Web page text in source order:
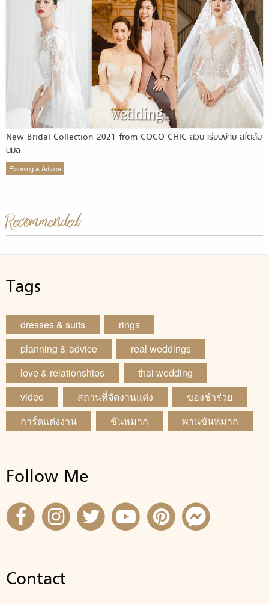
New Bridal Collection 2021 from COCO CHIC สวย เรียบง่าย สไตล์มิ
นิมัล
Planning & Advice
Recommended
Tags
dresses & suits
rings
planning & advice
real weddings
love & relationships
thai wedding
video
สถานที่จัดงานแต่ง
ของชำร่วย
การ์ดแต่งงาน
ขันหมาก พานขันหมาก
Follow Me
Contact